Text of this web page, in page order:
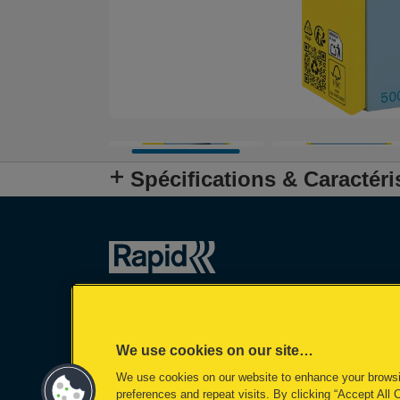
Spécifications &
We use cookies on our site…
We use cookies on our website to enhance your
preferences and repeat visits. By clicking “Accept All